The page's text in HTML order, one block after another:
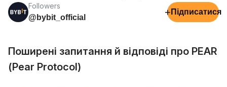
Followers
@bybit_official
+ Підписатися
Поширені запитання й відповіді про PEAR
(Pear Protocol)